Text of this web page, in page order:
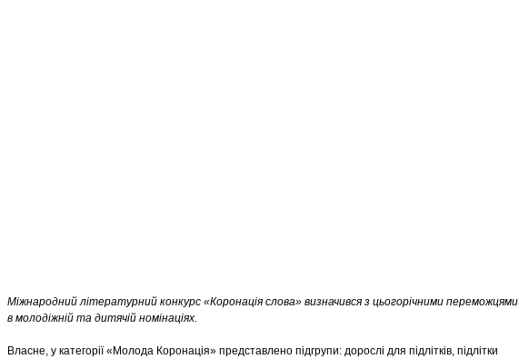
Міжнародний літературний конкурс «Коронація слова» визначився з цьогорічними переможцями
в молодіжній та дитячій номінаціях.
Власне, у категорії «Молода Коронація» представлено підгрупи: дорослі для підлітків, підлітки